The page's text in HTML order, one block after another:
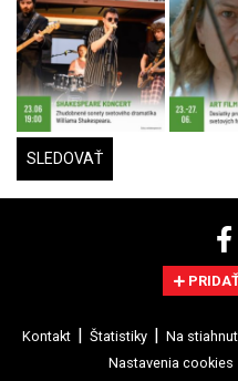
SLEDOVAŤ
Kontakt Štatistiky Na
Nastavenia cookies